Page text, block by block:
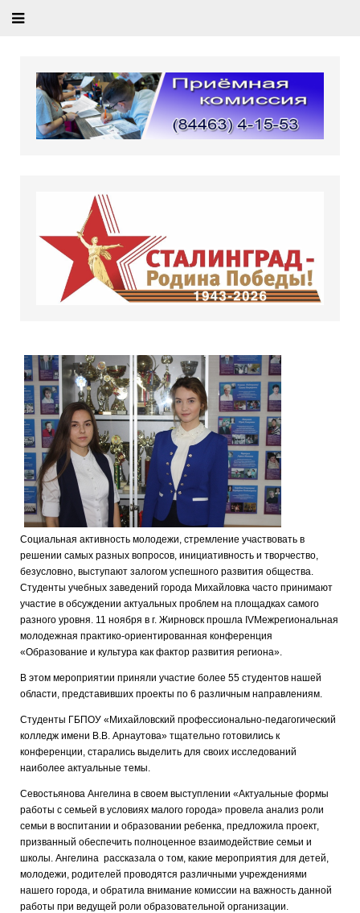
Социальная активность молодежи, стремление участвовать в
решении самых разных вопросов, инициативность и творчество,
безусловно, выступают залогом успешного развития общества.
Студенты учебных заведений города Михайловка часто принимают
участие в обсуждении актуальных проблем на площадках самого
разного уровня. 11 ноября в г. Жирновск прошла IVМежрегиональная
молодежная практико-ориентированная конференция
«Образование и культура как фактор развития региона».
В этом мероприятии приняли участие более 55 студентов нашей
области, представивших проекты по 6 различным направлениям.
Студенты ГБПОУ «Михайловский профессионально-педагогический
колледж имени В.В. Арнаутова» тщательно готовились к
конференции, старались выделить для своих исследований
наиболее актуальные темы.
Севостьянова Ангелина в своем выступлении «Актуальные формы
работы с семьей в условиях малого города» провела анализ роли
семьи в воспитании и образовании ребенка, предложила проект,
призванный обеспечить полноценное взаимодействие семьи и
школы. Ангелина рассказала о том, какие мероприятия для детей,
молодежи, родителей проводятся различными учреждениями
нашего города, и обратила внимание комиссии на важность данной
работы при ведущей роли образовательной организации.